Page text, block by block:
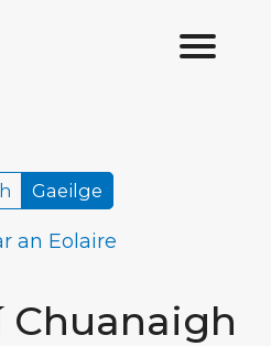
Chuanaigh
Gaeilge
an Eolaire